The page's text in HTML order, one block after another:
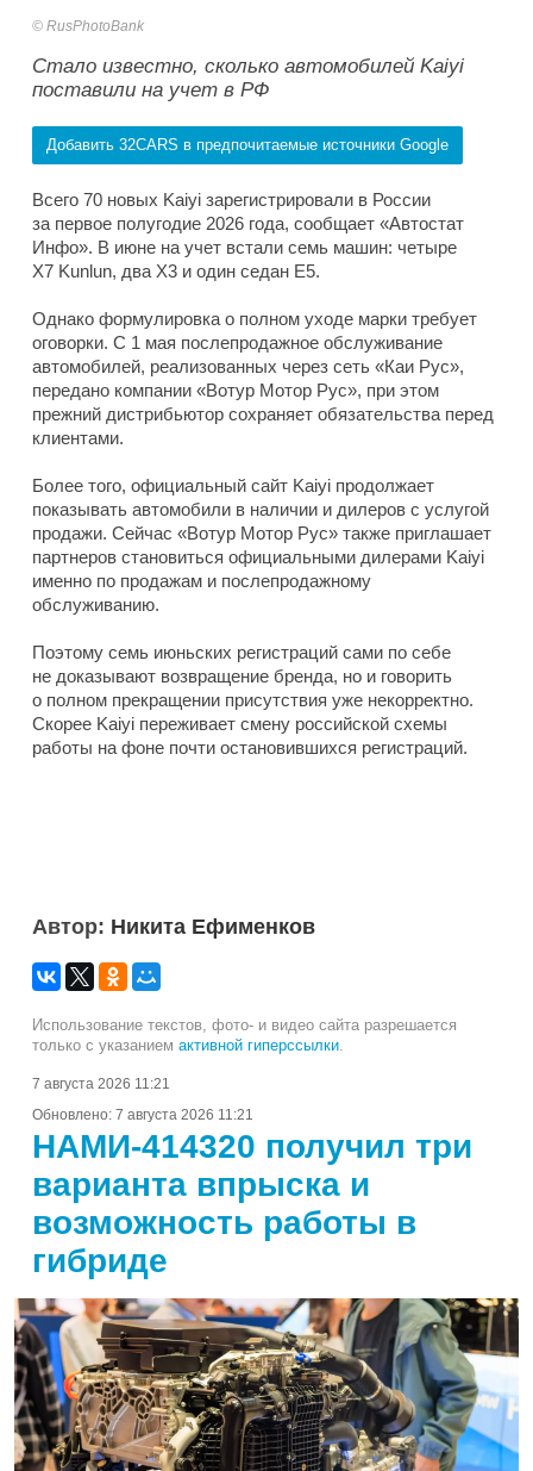
RusPhotoBank
Стало известно, сколько автомобилей Kaiyi
поставили на учет в РФ
Добавить 32CARS в предпочитаемые источники Google
Всего 70 новых Kaiyi зарегистрировали в России
за первое полугодие 2026 года, сообщает «Автостат
Инфо». В июне на учет встали семь машин: четыре
X7 Kunlun, два X3 и один седан E5.
Однако формулировка о полном уходе марки требует
оговорки. С 1 мая послепродажное обслуживание
автомобилей, реализованных через сеть «Каи Рус»,
передано компании «Вотур Мотор Рус», при этом
прежний дистрибьютор сохраняет обязательства перед
клиентами.
Более того, официальный сайт Kaiyi продолжает
показывать автомобили в наличии и дилеров с услугой
продажи. Сейчас «Вотур Мотор Рус» также приглашает
партнеров становиться официальными дилерами Kaiyi
именно по продажам и послепродажному
обслуживанию.
Поэтому семь июньских регистраций сами по себе
не доказывают возвращение бренда, но и говорить
о полном прекращении присутствия уже некорректно.
Скорее Kaiyi переживает смену российской схемы
работы на фоне почти остановившихся регистраций.
Автор: Никита Ефименков
Использование текстов, фото- и видео сайта разрешается
только с указанием активной гиперссылки.
7 августа 2026 11:21
Обновлено: 7 августа 2026 11:21
НАМИ-414320 получил три
варианта впрыска и
возможность работы в
гибриде